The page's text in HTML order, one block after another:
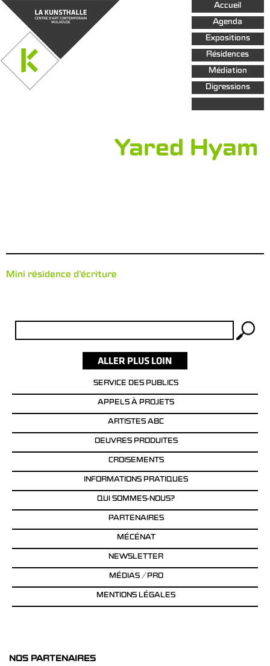
Aller au
contenu
principal
Accueil
Agenda
Expositions
Résidences
Médiation
Digressions
Yared Hyam
Mini résidence d’écriture
SERVICE DES PUBLICS
APPELS À PROJETS
ARTISTES ABC
OEUVRES PRODUITES
CROISEMENTS
INFORMATIONS PRATIQUES
QUI SOMMES-NOUS?
PARTENAIRES
MÉCÉNAT
NEWSLETTER
MÉDIAS / PRO
MENTIONS LÉGALES
NOS PARTENAIRES